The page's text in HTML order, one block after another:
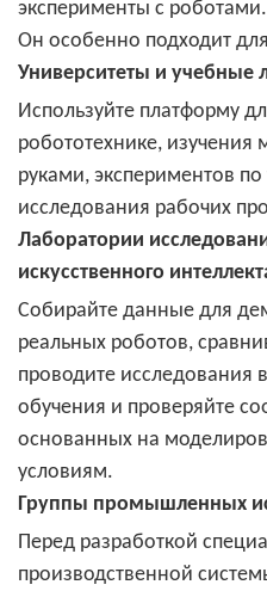
эксперименты с роботами.
Он особенно подходит
Университеты и учебные
Используйте платформу
робототехнике, изучения
руками, экспериментов
исследования рабочих
Лаборатории
искусственного
Собирайте данные для
реальных роботов,
проводите исследования
обучения и проверяйте
основанных на
условиям.
Группы промышленных
Перед разработкой
производственной